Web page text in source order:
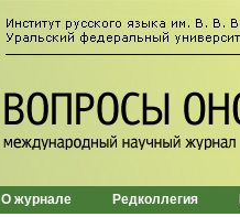
О журнале Редколлегия